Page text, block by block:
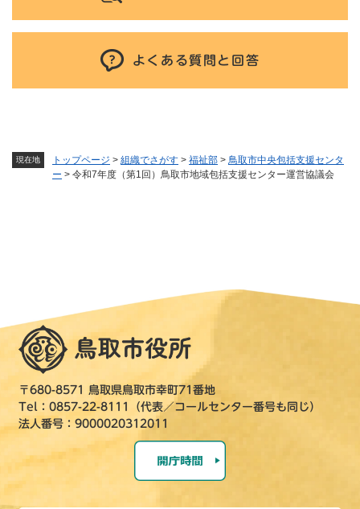
現在地 トップページ > 組織でさがす > 福祉部 > 鳥取市中央包括支援センタ
ー > 令和7年度（第1回）鳥取市地域包括支援センター運営協議会
よくある質問と回答
〒680-8571 鳥取県鳥取市幸町71番地
Tel：0857-22-8111（代表／コールセンター番号も同じ）
法人番号：9000020312011